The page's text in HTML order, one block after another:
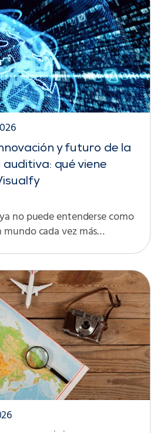
y futuro de la
qué viene
no puede entenderse como
mundo cada vez más…